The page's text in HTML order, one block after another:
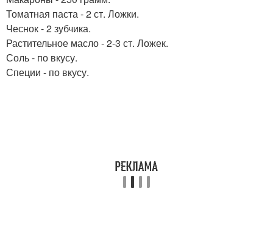
Томатная паста - 2 ст. Ложки.
Чеснок - 2 зубчика.
Растительное масло - 2-3 ст. Ложек.
Соль - по вкусу.
Специи - по вкусу.